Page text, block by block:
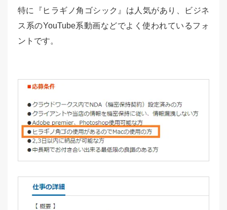
特に『ヒラギノ角ゴシック』は人気があり、ビジネ
ス系のYouTube系動画などでよく使われているフォ
ントです。